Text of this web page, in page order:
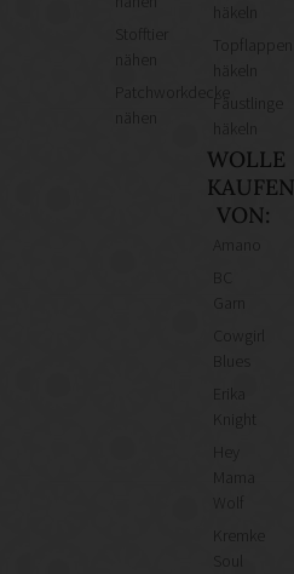
Stofftier
Patchworkdecke
häkeln
Topflappen
häkeln
Fäustlinge
häkeln
WOLLE
KAUFEN
VON:
Cowgirl
Knight
Mama
Wolf
Kremke